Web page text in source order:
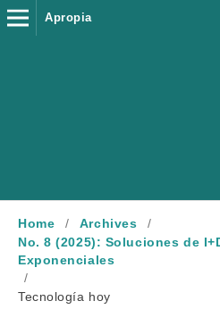
Apropia
Home / Archives
/
No. 8 (2025): Soluciones de
Exponenciales
/
Tecnología hoy